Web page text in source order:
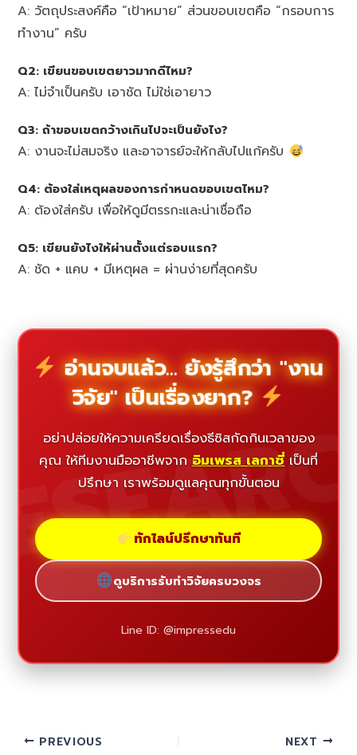
A: วัตถุประสงค์คือ “เป้าหมาย” ส่วนขอบเขตคือ “กรอบการ
ทำงาน” ครับ
Q2: เขียนขอบเขตยาวมากดีไหม?
A: ไม่จำเป็นครับ เอาชัด ไม่ใช่เอายาว
Q3: ถ้าขอบเขตกว้างเกินไปจะเป็นยังไง?
A: งานจะไม่สมจริง และอาจารย์จะให้กลับไปแก้ครับ
Q4: ต้องใส่เหตุผลของการกำหนดขอบเขตไหม?
A: ต้องใส่ครับ เพื่อให้ดูมีตรรกะและน่าเชื่อถือ
Q5: เขียนยังไงให้ผ่านตั้งแต่รอบแรก?
A: ชัด + แคบ + มีเหตุผล = ผ่านง่ายที่สุดครับ
อ่านจบแล้ว... ยังรู้สึกว่า "งาน
วิจัย" เป็นเรื่องยาก?
อย่าปล่อยให้ความเครียดเรื่องธีซิสกัดกินเวลาของ
คุณ ให้ทีมงานมืออาชีพจาก อิมเพรส เลกาซี่ เป็นที่
ปรึกษา เราพร้อมดูแลคุณทุกขั้นตอน
ทักไลน์ปรึกษาทันที
ดูบริการรับทำวิจัยครบวงจร
Line ID: @impressedu
PREVIOUS NEXT